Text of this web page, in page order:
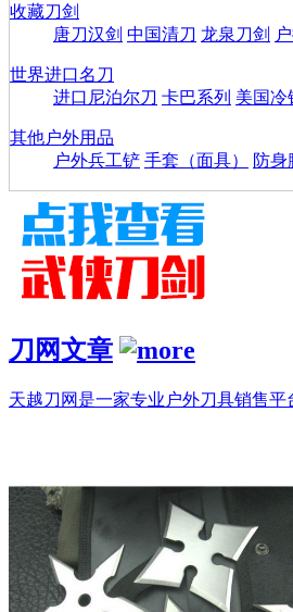
收藏刀剑
唐刀汉剑 中国清刀 龙泉刀剑
世界进口名刀
进口尼泊尔刀 卡巴系列 美国冷
其他户外用品
户外兵工铲 手套（面具） 防身
刀网文章
天越刀网是一家专业户外刀具销售平